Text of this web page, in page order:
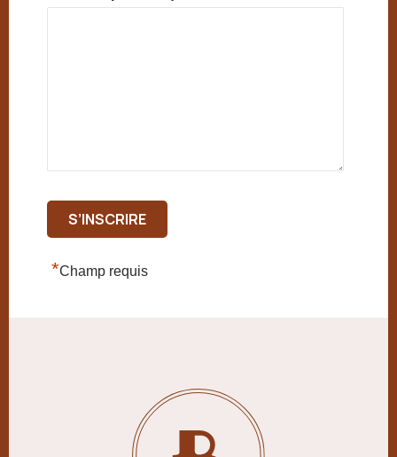
*Champ requis